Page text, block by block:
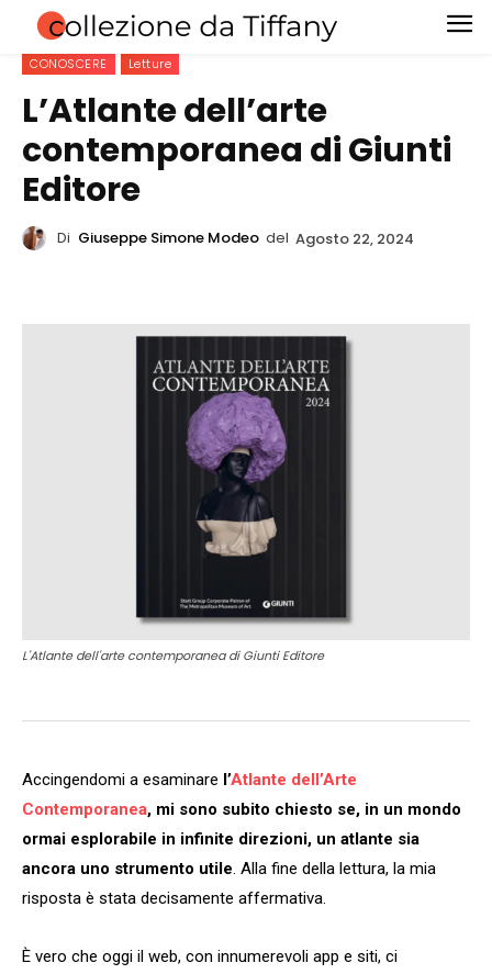
CONOSCERE Letture
L’Atlante dell’arte
contemporanea di Giunti
Editore
Di Giuseppe Simone Modeo del Agosto 22, 2024
L'Atlante dell'arte contemporanea di Giunti Editore
Accingendomi a esaminare l’Atlante dell’Arte
Contemporanea, mi sono subito chiesto se, in un mondo
ormai esplorabile in infinite direzioni, un atlante sia
ancora uno strumento utile. Alla fine della lettura, la mia
risposta è stata decisamente affermativa.
È vero che oggi il web, con innumerevoli app e siti, ci